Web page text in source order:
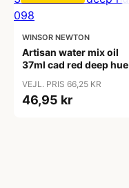
WINSOR NEWTON
Artisan water mix oil
37ml cad red deep hue
VEJL. PRIS 66,25 KR
46,95 kr